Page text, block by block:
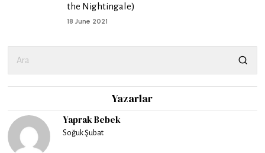
the Nightingale)
18 June 2021
Yazarlar
Yaprak Bebek
Soğuk Şubat